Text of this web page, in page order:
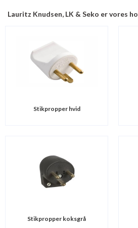
Lauritz Knudsen, LK & Seko er vores
Stikpropper hvid
Stikpropper koksgrå